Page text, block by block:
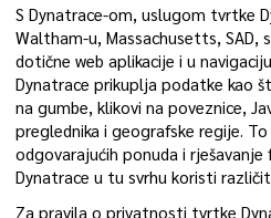
S Dynatrace-om, uslugom tvrtke
Waltham-u, Massachusetts, SAD,
dotične web aplikacije i u
Dynatrace prikuplja podatke kao
na gumbe, klikovi na poveznice,
preglednika i geografske regije.
odgovarajućih ponuda i rješavanje
Dynatrace u tu svrhu koristi
Za pravila o privatnosti tvrtke